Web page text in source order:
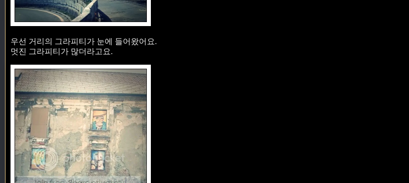
우선 거리의 그라피티가 눈에 들어왔어요.
멋진 그라피티가 많더라고요.